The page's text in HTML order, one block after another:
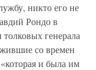
никто его не
Рондо в
генерала
со времен
и была им